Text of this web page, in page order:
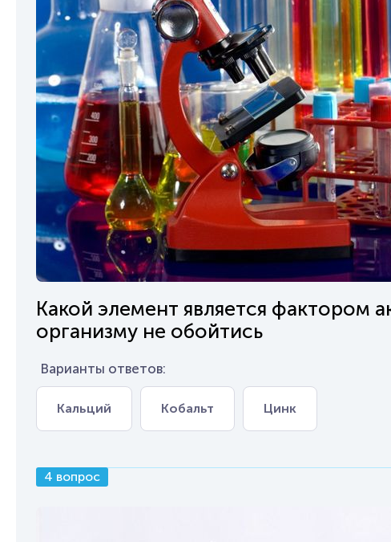
Какой элемент является фактором
организму не обойтись
Варианты ответов:
Кальций Кобальт Цинк
4 вопрос